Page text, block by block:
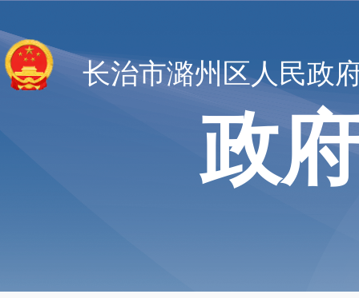
长治市潞州区人民政
政